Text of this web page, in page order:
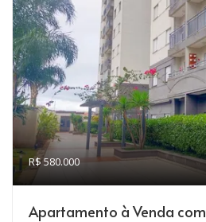
R$ 580.000
Apartamento à Venda